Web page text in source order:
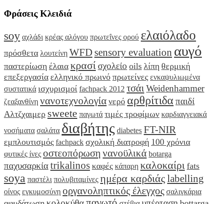
Φράσεις Κλειδιά
soy αχλάδι κρέας αλόγου πρωτεΐνες ορού ελαιόλαδο
πρόσθετα λουτείνη WFDsensory evaluation αυγό
παστερίωση έλαια κρασίσχολείο oils λίπη θερμική
επεξεργασία ελληνικό πρωινό πρωτείνες ενκαψυλιωμένα
συστατικά ισχυρισμοί fachpack 2012 τσάι Weidenhammer
ζεαξανθίνη νανοτεχνολογία νερό αρθρίτιδα παιδί
Αλτζχαιμερ sweete παγωτά τιμές τροφίμων καρδιαγγειακά
νοσήματα σαλάτα διαβήτης diabetes FT-NIR
εμπλουτισμός fachpack σχολική διατροφή 100 χρόνια
φυτικές ίνες οστεοπόρωση νανοϋλικά botarga
παχυσαρκίαtrikalinos καφές κάπαρη καλοκαίρι fats
soya παστέλι πολυβιταμίνες ημέρα καρδιάς labelling
οίνος εγκυμοσύνη οργανοληπτικός έλεγχος σαλιγκάρια